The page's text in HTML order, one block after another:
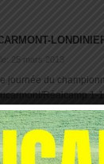
25 mars 2013
journée du
Réalcamp 1-
de [...]